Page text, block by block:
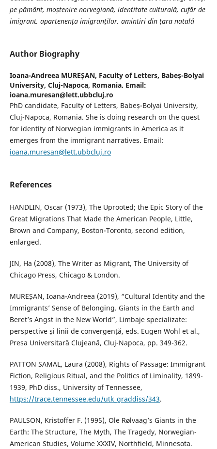
pe pământ, moștenire norvegiană, identitate culturală, cufăr de
imigrant, apartenența imigranților, amintiri din țara natală
Author Biography
Ioana-Andreea MUREȘAN, Faculty of Letters, Babeș-Bolyai
University, Cluj-Napoca, Romania. Email:
ioana.muresan@lett.ubbcluj.ro
PhD candidate, Faculty of Letters, Babeș-Bolyai University,
Cluj-Napoca, Romania. She is doing research on the quest
for identity of Norwegian immigrants in America as it
emerges from the immigrant narratives. Email:
ioana.muresan@lett.ubbcluj.ro
References
HANDLIN, Oscar (1973), The Uprooted; the Epic Story of the
Great Migrations That Made the American People, Little,
Brown and Company, Boston-Toronto, second edition,
enlarged.
JIN, Ha (2008), The Writer as Migrant, The University of
Chicago Press, Chicago & London.
MUREȘAN, Ioana-Andreea (2019), “Cultural Identity and the
Immigrants’ Sense of Belonging. Giants in the Earth and
Beret’s Angst in the New World”, Limbaje specializate:
perspective și linii de convergență, eds. Eugen Wohl et al.,
Presa Universitară Clujeană, Cluj-Napoca, pp. 349-362.
PATTON SAMAL, Laura (2008), Rights of Passage: Immigrant
Fiction, Religious Ritual, and the Politics of Liminality, 1899-
1939, PhD diss., University of Tennessee,
https://trace.tennessee.edu/utk_graddiss/343.
PAULSON, Kristoffer F. (1995), Ole Rølvaag’s Giants in the
Earth: The Structure, The Myth, The Tragedy, Norwegian-
American Studies, Volume XXXIV, Northfield, Minnesota.